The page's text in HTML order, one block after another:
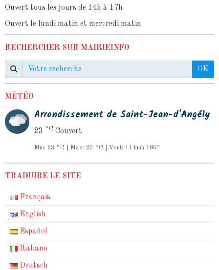
Ouvert tous les jours de 14h à 17h
Ouvert le lundi matin et mercredi matin
RECHERCHER SUR MAIRIEINFO
OK
MÉTÉO
Arrondissement de Saint-Jean-d'Angély
23 °C Couvert
Min: 23 °C | Max: 23 °C | Vent: 11 kmh 186°
TRADUIRE LE SITE
Français
English
Español
Italiano
Deutsch